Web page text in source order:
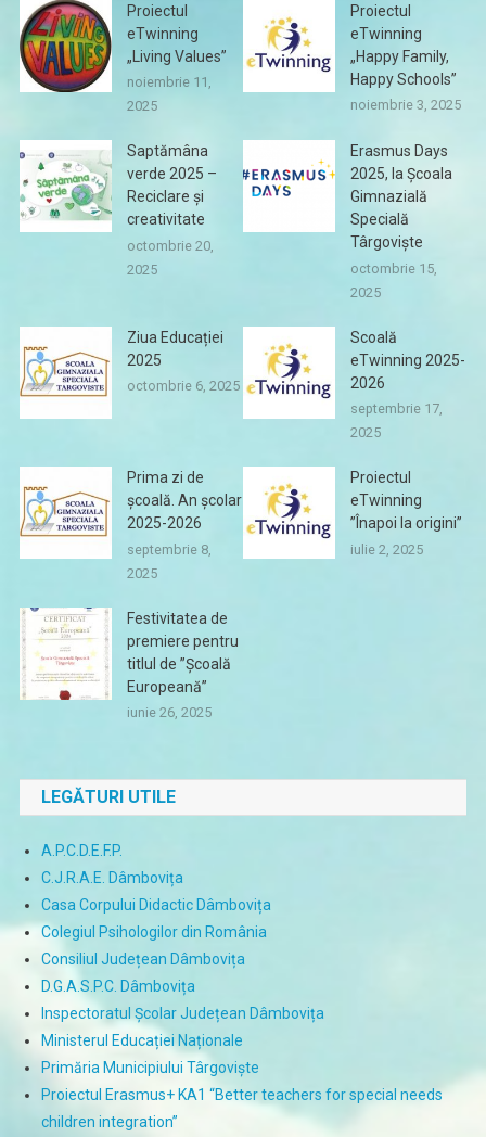
Proiectul
eTwinning
„Living Values”
noiembrie 11,
2025
Proiectul
eTwinning
„Happy Family,
Happy Schools”
noiembrie 3, 2025
Saptămâna
verde 2025 –
Reciclare și
creativitate
octombrie 20,
2025
Erasmus Days
2025, la Școala
Gimnazială
Specială
Târgoviște
octombrie 15,
2025
Ziua Educației
2025
octombrie 6, 2025
Scoală
eTwinning 2025-
2026
septembrie 17,
2025
Prima zi de
școală. An școlar
2025-2026
septembrie 8,
2025
Proiectul
eTwinning
”Înapoi la origini”
iulie 2, 2025
Festivitatea de
premiere pentru
titlul de ”Școală
Europeană”
iunie 26, 2025
LEGĂTURI UTILE
A.P.C.D.E.F.P.
C.J.R.A.E. Dâmbovița
Casa Corpului Didactic Dâmbovița
Colegiul Psihologilor din România
Consiliul Județean Dâmbovița
D.G.A.S.P.C. Dâmbovița
Inspectoratul Școlar Județean Dâmbovița
Ministerul Educației Naționale
Primăria Municipiului Târgoviște
Proiectul Erasmus+ KA1 “Better teachers for special needs
children integration”